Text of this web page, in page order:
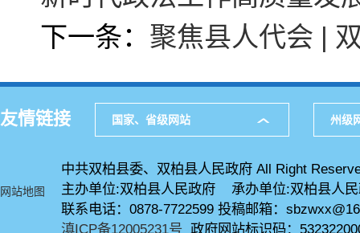
下一条： 聚焦县人代会 |
友情链接 国家、省级网站 州级
网站地图
中共双柏县委、双柏县人民政府 All Right
主办单位:双柏县人民政府 承办单位:双柏县人
联系电话：0878-7722599 投稿邮箱：
滇ICP备12005231号 政府网站标识码：